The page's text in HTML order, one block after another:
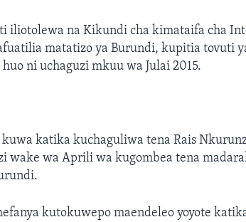
iliotolewa na Kikundi cha kimataifa cha
matatizo ya Burundi, kupitia tovuti
ni uchaguzi mkuu wa Julai 2015.
katika kuchaguliwa tena Rais
wake wa Aprili wa kugombea tena
kutokuwepo maendeleo yoyote